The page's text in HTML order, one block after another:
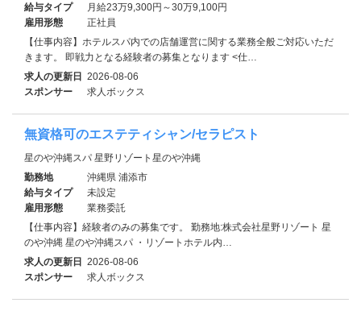
給与タイプ
月給23万9,300円～30万9,100円
雇用形態
正社員
【仕事内容】ホテルスパ内での店舗運営に関する業務全般ご対応いただ
きます。 即戦力となる経験者の募集となります <仕…
求人の更新日 2026-08-06
スポンサー
求人ボックス
無資格可のエステティシャン/セラピスト
星のや沖縄スパ 星野リゾート星のや沖縄
勤務地
沖縄県 浦添市
給与タイプ
未設定
雇用形態
業務委託
【仕事内容】経験者のみの募集です。 勤務地:株式会社星野リゾート 星
のや沖縄 星のや沖縄スパ ・リゾートホテル内…
求人の更新日 2026-08-06
スポンサー
求人ボックス